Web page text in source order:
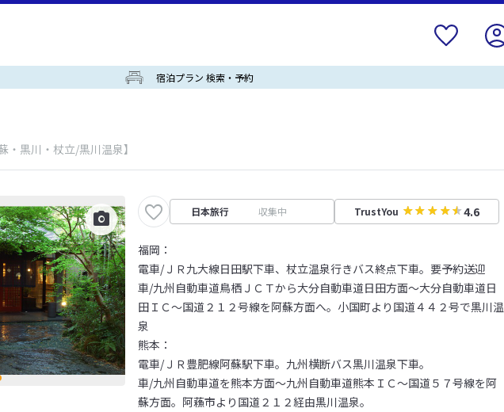
宿泊プラン 検索・予約
・黒川・杖立/黒川温泉】
日本旅行 収集中 TrustYou 4.6
福岡：
電車/ＪＲ九大線日田駅下車、杖立温泉行きバス終点下車。要予約送迎
車/九州自動車道鳥栖ＪＣＴから大分自動車道日田方面～大分自動車道日
田ＩＣ～国道２１２号線を阿蘇方面へ。小国町より国道４４２号で黒川温
泉
熊本：
電車/ＪＲ豊肥線阿蘇駅下車。九州横断バス黒川温泉下車。
車/九州自動車道を熊本方面～九州自動車道熊本ＩＣ～国道５７号線を阿
蘇方面。阿蘓市より国道２１２経由黒川温泉。